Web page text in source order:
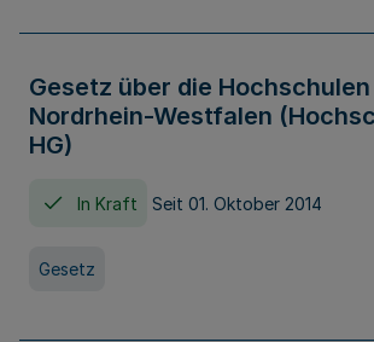
Gesetz über die
Nordrhein-Westfalen
HG)
In Kraft Seit 01. Oktober 2014
Gesetz